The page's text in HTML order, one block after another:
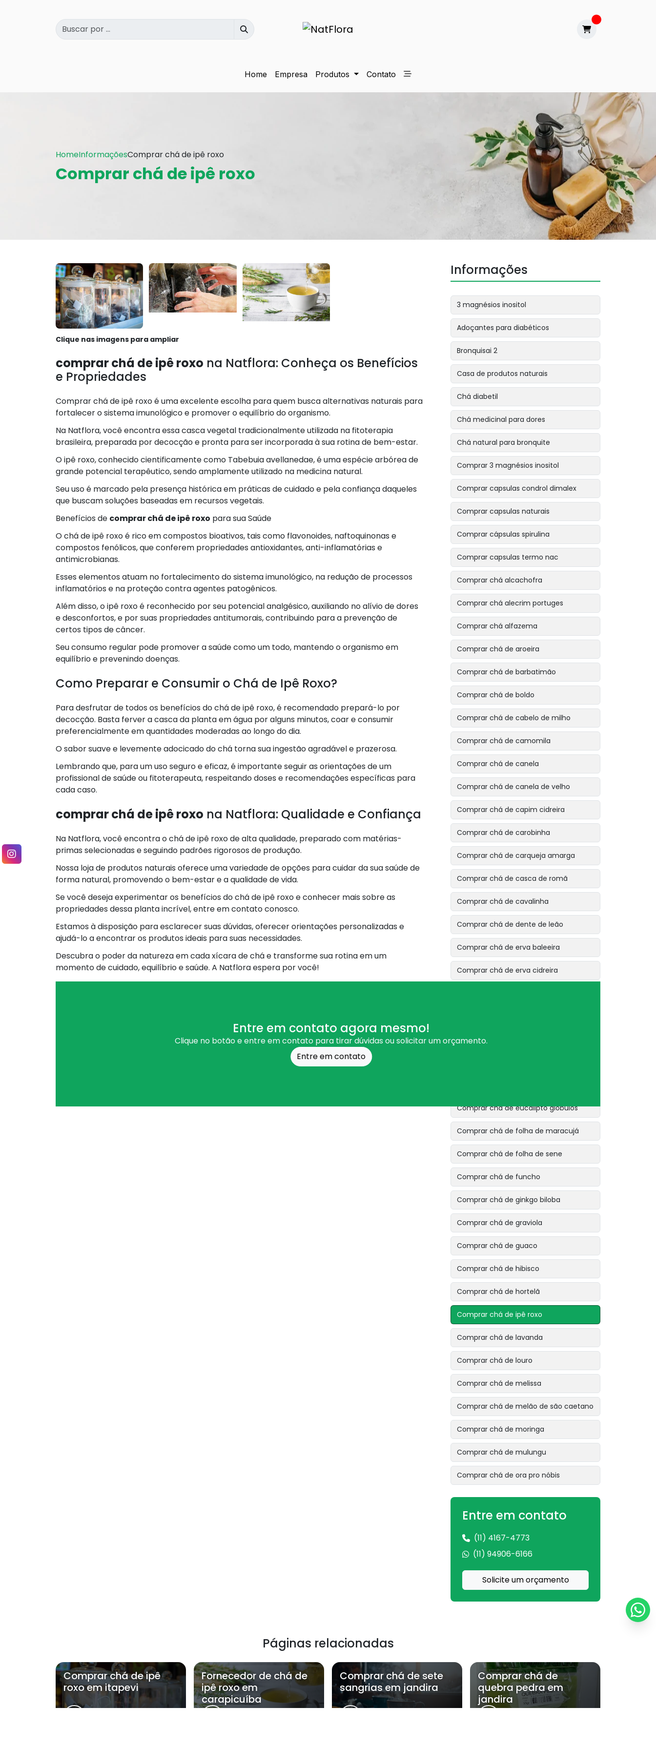
Home Empresa Produtos Contato
HomeInformaçõesComprar chá de ipê roxo
Comprar chá de ipê roxo
Clique nas imagens para ampliar
comprar chá de ipê roxo na Natflora: Conheça os Benefícios
e Propriedades
Comprar chá de ipê roxo é uma excelente escolha para quem busca alternativas naturais para
fortalecer o sistema imunológico e promover o equilíbrio do organismo.
Na Natflora, você encontra essa casca vegetal tradicionalmente utilizada na fitoterapia
brasileira, preparada por decocção e pronta para ser incorporada à sua rotina de bem-estar.
O ipê roxo, conhecido cientificamente como Tabebuia avellanedae, é uma espécie arbórea de
grande potencial terapêutico, sendo amplamente utilizado na medicina natural.
Seu uso é marcado pela presença histórica em práticas de cuidado e pela confiança daqueles
que buscam soluções baseadas em recursos vegetais.
Benefícios de comprar chá de ipê roxo para sua Saúde
O chá de ipê roxo é rico em compostos bioativos, tais como flavonoides, naftoquinonas e
compostos fenólicos, que conferem propriedades antioxidantes, anti-inflamatórias e
antimicrobianas.
Esses elementos atuam no fortalecimento do sistema imunológico, na redução de processos
inflamatórios e na proteção contra agentes patogênicos.
Além disso, o ipê roxo é reconhecido por seu potencial analgésico, auxiliando no alívio de dores
e desconfortos, e por suas propriedades antitumorais, contribuindo para a prevenção de
certos tipos de câncer.
Seu consumo regular pode promover a saúde como um todo, mantendo o organismo em
equilíbrio e prevenindo doenças.
Como Preparar e Consumir o Chá de Ipê Roxo?
Para desfrutar de todos os benefícios do chá de ipê roxo, é recomendado prepará-lo por
decocção. Basta ferver a casca da planta em água por alguns minutos, coar e consumir
preferencialmente em quantidades moderadas ao longo do dia.
O sabor suave e levemente adocicado do chá torna sua ingestão agradável e prazerosa.
Lembrando que, para um uso seguro e eficaz, é importante seguir as orientações de um
profissional de saúde ou fitoterapeuta, respeitando doses e recomendações específicas para
cada caso.
comprar chá de ipê roxo na Natflora: Qualidade e Confiança
Na Natflora, você encontra o chá de ipê roxo de alta qualidade, preparado com matérias-
primas selecionadas e seguindo padrões rigorosos de produção.
Nossa loja de produtos naturais oferece uma variedade de opções para cuidar da sua saúde de
forma natural, promovendo o bem-estar e a qualidade de vida.
Se você deseja experimentar os benefícios do chá de ipê roxo e conhecer mais sobre as
propriedades dessa planta incrível, entre em contato conosco.
Estamos à disposição para esclarecer suas dúvidas, oferecer orientações personalizadas e
ajudá-lo a encontrar os produtos ideais para suas necessidades.
Descubra o poder da natureza em cada xícara de chá e transforme sua rotina em um
momento de cuidado, equilíbrio e saúde. A Natflora espera por você!
Entre em contato agora mesmo!
Clique no botão e entre em contato para tirar dúvidas ou solicitar um orçamento.
Entre em contato
Informações
3 magnésios inositol
Adoçantes para diabéticos
Bronquisai 2
Casa de produtos naturais
Chá diabetil
Chá medicinal para dores
Chá natural para bronquite
Comprar 3 magnésios inositol
Comprar capsulas condrol dimalex
Comprar capsulas naturais
Comprar cápsulas spirulina
Comprar capsulas termo nac
Comprar chá alcachofra
Comprar chá alecrim portuges
Comprar chá alfazema
Comprar chá de aroeira
Comprar chá de barbatimão
Comprar chá de boldo
Comprar chá de cabelo de milho
Comprar chá de camomila
Comprar chá de canela
Comprar chá de canela de velho
Comprar chá de capim cidreira
Comprar chá de carobinha
Comprar chá de carqueja amarga
Comprar chá de casca de romã
Comprar chá de cavalinha
Comprar chá de dente de leão
Comprar chá de erva baleeira
Comprar chá de erva cidreira
Comprar chá de erva doce
Comprar chá de eucalipto glóbulos
Comprar chá de folha de maracujá
Comprar chá de folha de sene
Comprar chá de funcho
Comprar chá de ginkgo biloba
Comprar chá de graviola
Comprar chá de guaco
Comprar chá de hibisco
Comprar chá de hortelã
Comprar chá de ipê roxo
Comprar chá de lavanda
Comprar chá de louro
Comprar chá de melissa
Comprar chá de melão de são caetano
Comprar chá de moringa
Comprar chá de mulungu
Comprar chá de ora pro nóbis
Comprar chá de pata de vaca
Comprar chá de pau tenente
Comprar chá de pedra ume
Comprar chá de quebra pedra
Comprar chá de unha de gato
Comprar chá de urtiga
Entre em contato
(11) 4167-4773
(11) 94906-6166
Solicite um orçamento
Páginas relacionadas
Comprar chá de ipê
roxo em itapevi
Fornecedor de chá de
ipê roxo em
carapicuíba
Comprar chá de sete
sangrias em jandira
Comprar chá de
quebra pedra em
jandira